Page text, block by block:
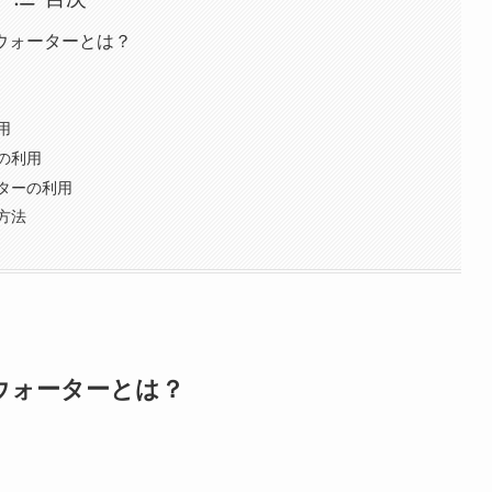
ォーターとは？
利用
ーの利用
法
ーターとは？